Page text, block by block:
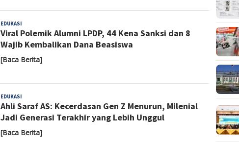
EDUKASI
Noviyanti
Viral Polemik Alumni LPDP, 44 Kena Sanksi dan 8
Wajib Kembalikan Dana Beasiswa
[Baca Berita]
EDUKASI
Noviyanti
Ahli Saraf AS: Kecerdasan Gen Z Menurun, Milenial
Jadi Generasi Terakhir yang Lebih Unggul
[Baca Berita]